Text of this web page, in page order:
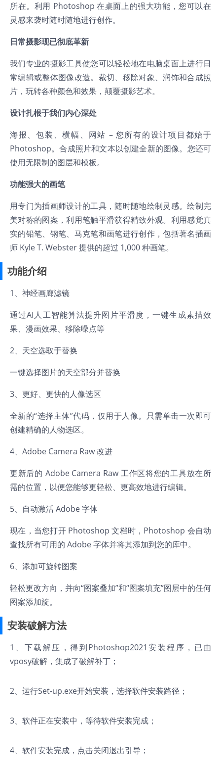
所在。利用 Photoshop 在桌面上的强大功能，您可以在
灵感来袭时随时随地进行创作。
日常摄影现已彻底革新
我们专业的摄影工具使您可以轻松地在电脑桌面上进行日
常编辑或整体图像改造。裁切、移除对象、润饰和合成照
片，玩转各种颜色和效果，颠覆摄影艺术。
设计扎根于我们内心深处
海报、包装、横幅、网站 – 您所有的设计项目都始于
Photoshop。合成照片和文本以创建全新的图像。您还可
使用无限制的图层和模板。
功能强大的画笔
用专门为插画师设计的工具，随时随地绘制灵感。绘制完
美对称的图案，利用笔触平滑获得精致外观。利用感觉真
实的铅笔、钢笔、马克笔和画笔进行创作，包括著名插画
师 Kyle T. Webster 提供的超过 1,000 种画笔。
功能介绍
1、神经画廊滤镜
通过AI人工智能算法提升图片平滑度，一键生成素描效
果、漫画效果、移除噪点等
2、天空选取于替换
一键选择图片的天空部分并替换
3、更好、更快的人像选区
全新的“选择主体”代码，仅用于人像。只需单击一次即可
创建精确的人物选区。
4、Adobe Camera Raw 改进
更新后的 Adobe Camera Raw 工作区将您的工具放在所
需的位置，以便您能够更轻松、更高效地进行编辑。
5、自动激活 Adobe 字体
现在，当您打开 Photoshop 文档时，Photoshop 会自动
查找所有可用的 Adobe 字体并将其添加到您的库中。
6、添加可旋转图案
轻松更改方向，并向“图案叠加”和“图案填充”图层中的任何
图案添加旋。
安装破解方法
1、下载解压，得到Photoshop2021安装程序，已由
vposy破解，集成了破解补丁；
2、运行Set-up.exe开始安装，选择软件安装路径；
3、软件正在安装中，等待软件安装完成；
4、软件安装完成，点击关闭退出引导；